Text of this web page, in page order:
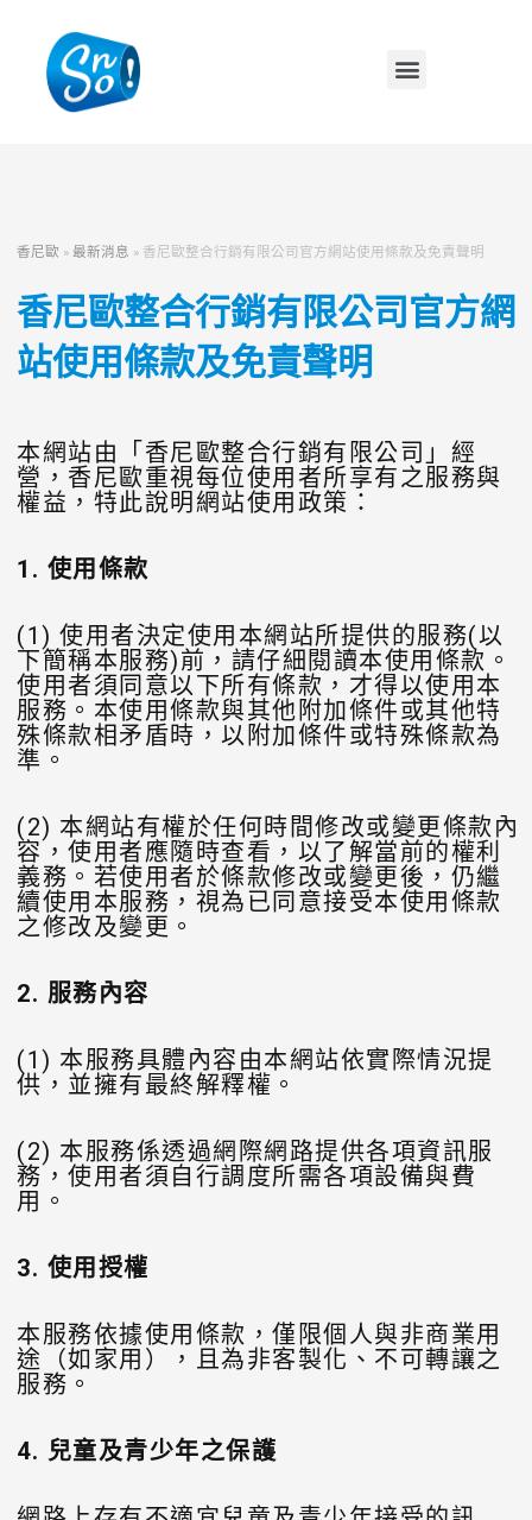
香尼歐 » 最新消息 » 香尼歐整合行銷有限公司官方網站使用條款及免責聲明
香尼歐整合行銷有限公司官方網
站使用條款及免責聲明
本網站由「香尼歐整合行銷有限公司」經
營，香尼歐重視每位使用者所享有之服務與
權益，特此說明網站使用政策：
1. 使用條款
(1) 使用者決定使用本網站所提供的服務(以
下簡稱本服務)前，請仔細閱讀本使用條款。
使用者須同意以下所有條款，才得以使用本
服務。本使用條款與其他附加條件或其他特
殊條款相矛盾時，以附加條件或特殊條款為
準。
(2) 本網站有權於任何時間修改或變更條款內
容，使用者應隨時查看，以了解當前的權利
義務。若使用者於條款修改或變更後，仍繼
續使用本服務，視為已同意接受本使用條款
之修改及變更。
2. 服務內容
(1) 本服務具體內容由本網站依實際情況提
供，並擁有最終解釋權。
(2) 本服務係透過網際網路提供各項資訊服
務，使用者須自行調度所需各項設備與費
用。
3. 使用授權
本服務依據使用條款，僅限個人與非商業用
途（如家用），且為非客製化、不可轉讓之
服務。
4. 兒童及青少年之保護